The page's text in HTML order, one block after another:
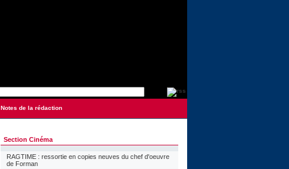
Notes de la rédaction
Section Cinéma
RAGTIME : ressortie en copies neuves du chef d'oeuvre
de Forman